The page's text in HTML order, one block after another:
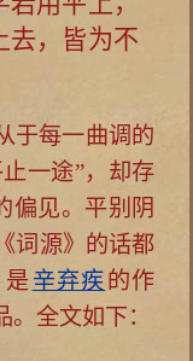
去，皆为不
于每一曲调的
一途”，却存
偏见。平别阴
《词源》的话都
是 辛弃疾的作
。全文如下：